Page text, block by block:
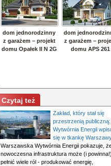
Czytaj też
Zakład, który stał się
przestrzenią publiczną:
Wytwórnia Energii
się w tkankę
Warszawska Wytwórnia Energii pokazuje,
nowoczesna infrastruktura może (i powinna!)
pełnić wiele ról - produkować energię,